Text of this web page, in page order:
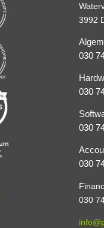
3992
030
030
030
030
030